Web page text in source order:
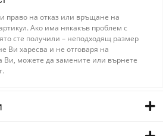
право на отказ или връщане на
Ако има някакъв проблем с
сте получили – неподходящ размер
Ви харесва и не отговаря на
Ви, можете да замените или върнете